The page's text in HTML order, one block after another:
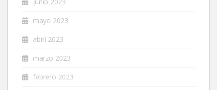
mayo 2023
abril 2023
marzo 2023
febrero 2023